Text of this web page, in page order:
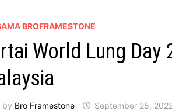
BROFRAMESTONE
World Lung Day
by Bro Framestone September 25,